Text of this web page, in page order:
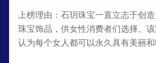
上榜理由：石玥珠宝一直立志于创
珠宝饰品，供女性消费者们选择。
认为每个女人都可以永久具有美丽